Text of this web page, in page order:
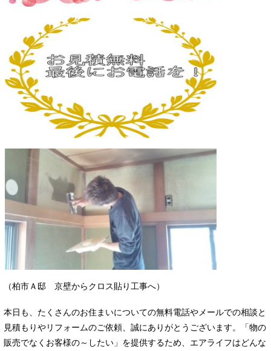
（柏市Ａ邸 京壁からクロス貼り工事へ）
本日も、たくさんのお住まいについての無料電話やメールでの相談と
見積もりやリフォームのご依頼、誠にありがとうございます。「物の
販売でなくお客様の～したい」を提供するため、エアライフはどんな